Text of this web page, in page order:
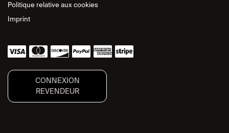
Politique relative aux cookies
Imprint
CONNEXION
REVENDEUR